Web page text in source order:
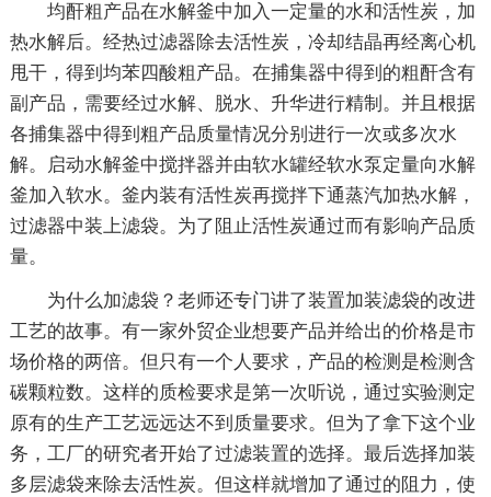
均酐粗产品在水解釜中加入一定量的水和活性炭，加
热水解后。经热过滤器除去活性炭，冷却结晶再经离心机
甩干，得到均苯四酸粗产品。在捕集器中得到的粗酐含有
副产品，需要经过水解、脱水、升华进行精制。并且根据
各捕集器中得到粗产品质量情况分别进行一次或多次水
解。启动水解釜中搅拌器并由软水罐经软水泵定量向水解
釜加入软水。釜内装有活性炭再搅拌下通蒸汽加热水解，
过滤器中装上滤袋。为了阻止活性炭通过而有影响产品质
量。
为什么加滤袋？老师还专门讲了装置加装滤袋的改进
工艺的故事。有一家外贸企业想要产品并给出的价格是市
场价格的两倍。但只有一个人要求，产品的检测是检测含
碳颗粒数。这样的质检要求是第一次听说，通过实验测定
原有的生产工艺远远达不到质量要求。但为了拿下这个业
务，工厂的研究者开始了过滤装置的选择。最后选择加装
多层滤袋来除去活性炭。但这样就增加了通过的阻力，使